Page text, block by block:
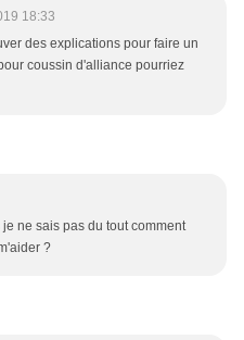
18:33
des explications pour faire un
coussin d'alliance pourriez
ne sais pas du tout comment
?